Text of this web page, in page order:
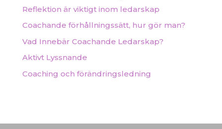
Reflektion är viktigt inom ledarskap
Coachande förhållningssätt, hur gör man?
Vad Innebär Coachande Ledarskap?
Aktivt Lyssnande
Coaching och förändringsledning